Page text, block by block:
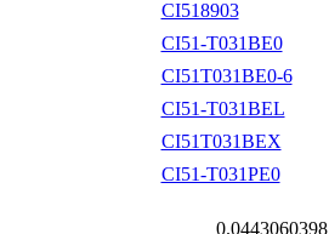
CI518903
CI51-T031BE0
CI51T031BE0-6
CI51-T031BEL
CI51T031BEX
CI51-T031PE0
0.0443060398